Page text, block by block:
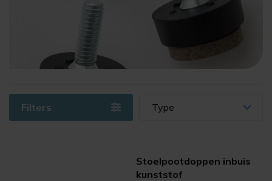
Filters Type
Stoelpootdoppen inbuis
kunststof